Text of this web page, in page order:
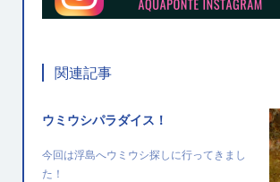
関連記事
ウミウシパラダイス！
今回は浮島へウミウシ探しに行ってきまし
た！